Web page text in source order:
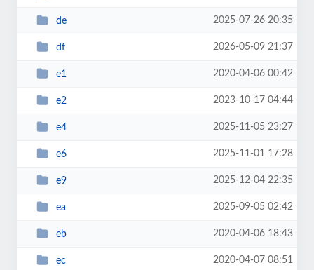
de 2025-07-26 20:35
df 2026-05-09 21:37
e1 2020-04-06 00:42
e2 2023-10-17 04:44
e4 2025-11-05 23:27
e6 2025-11-01 17:28
e9 2025-12-04 22:35
ea 2025-09-05 02:42
eb 2020-04-06 18:43
ec 2020-04-07 08:51